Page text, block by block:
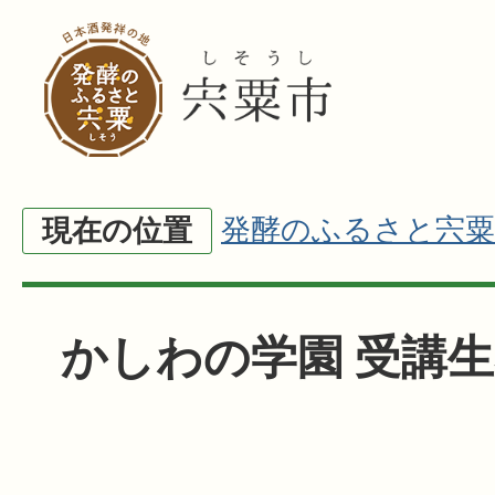
現在の位置 発酵のふるさと宍粟
かしわの学園 受講